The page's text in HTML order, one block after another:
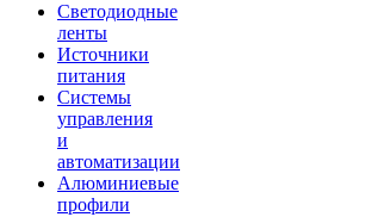
Светодиодные
ленты
Источники
питания
Системы
управления
и
автоматизации
Алюминиевые
профили